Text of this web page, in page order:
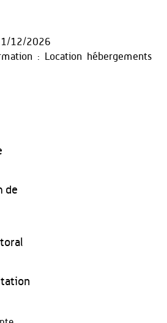
12/2026
: Location hébergements
de